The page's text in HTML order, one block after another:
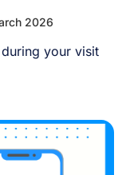
2026
your visit